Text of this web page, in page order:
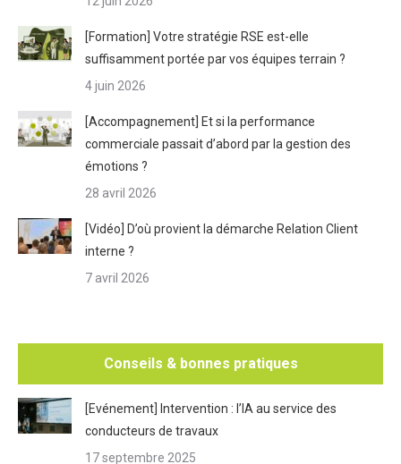
[Formation] Votre stratégie RSE est-elle
suffisamment portée par vos équipes terrain ?
4 juin 2026
[Accompagnement] Et si la performance
commerciale passait d’abord par la gestion des
émotions ?
28 avril 2026
[Vidéo] D’où provient la démarche Relation Client
interne ?
7 avril 2026
Conseils & bonnes pratiques
[Evénement] Intervention : l’IA au service des
conducteurs de travaux
17 septembre 2025